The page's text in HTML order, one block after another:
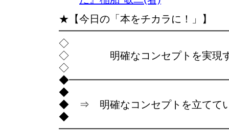
★【今日の「本をチカラに！」】
◇
◇ 明確なコンセプトを実現
◇
◆
◆ ⇒ 明確なコンセプトを立てて
◆